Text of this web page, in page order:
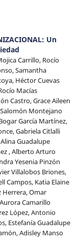
Un
Carrillo, Rocío
Samantha
Héctor Cuevas
Macías
Castro, Grace Aileen
Montejano
García Martínez,
Gabriela Citlalli
Guadalupe
, Alberto Arturo
Yesenia Pinzón
Villalobos Briones,
Campos, Katia Elaine
Herrera, Omar
Camarillo
López, Antonio
Estefanía Guadalupe
Adisley Manso